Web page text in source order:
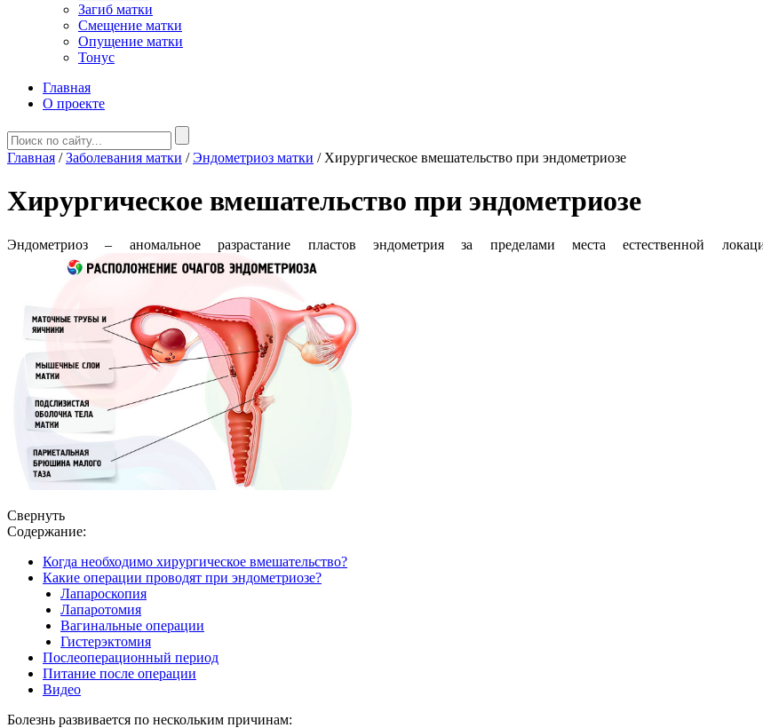
Загиб матки
Смещение матки
Опущение матки
Тонус
Главная
О проекте
Главная /Заболевания матки /Эндометриоз матки / Хирургическое вмешательство при эндометриозе
Хирургическое вмешательство при эндометриозе
Эндометриоз – аномальное разрастание пластов эндометрия за пределами места естественной
Свернуть
Содержание:
Когда необходимо хирургическое вмешательство?
Какие операции проводят при эндометриозе?
Лапароскопия
Лапаротомия
Вагинальные операции
Гистерэктомия
Послеоперационный период
Питание после операции
Видео
Болезнь развивается по нескольким причинам: